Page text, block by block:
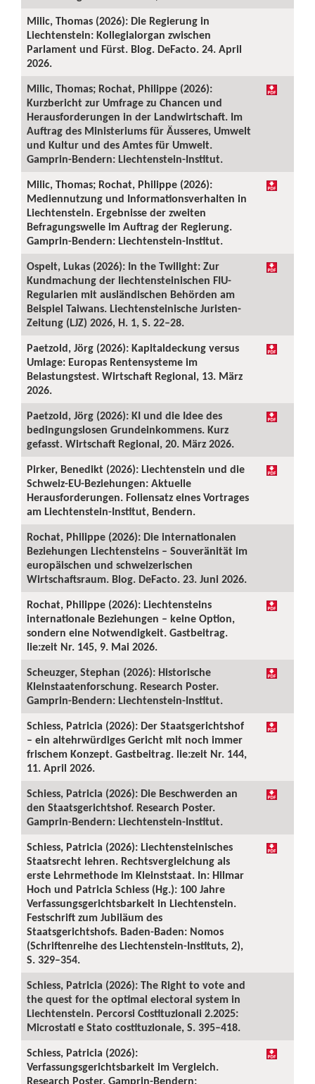
Milic, Thomas (2026): Die Regierung in
Liechtenstein: Kollegialorgan zwischen
Parlament und Fürst. Blog. DeFacto. 24. April
2026.
Milic, Thomas; Rochat, Philippe (2026):
Kurzbericht zur Umfrage zu Chancen und
Herausforderungen in der Landwirtschaft. Im
Auftrag des Ministeriums für Äusseres, Umwelt
und Kultur und des Amtes für Umwelt.
Gamprin-Bendern: Liechtenstein-Institut.
Milic, Thomas; Rochat, Philippe (2026):
Mediennutzung und Informationsverhalten in
Liechtenstein. Ergebnisse der zweiten
Befragungswelle im Auftrag der Regierung.
Gamprin-Bendern: Liechtenstein-Institut.
Ospelt, Lukas (2026): In the Twilight: Zur
Kundmachung der liechtensteinischen FIU-
Regularien mit ausländischen Behörden am
Beispiel Taiwans. Liechtensteinische Juristen-
Zeitung (LJZ) 2026, H. 1, S. 22–28.
Paetzold, Jörg (2026): Kapitaldeckung versus
Umlage: Europas Rentensysteme im
Belastungstest. Wirtschaft Regional, 13. März
2026.
Paetzold, Jörg (2026): KI und die Idee des
bedingungslosen Grundeinkommens. Kurz
gefasst. Wirtschaft Regional, 20. März 2026.
Pirker, Benedikt (2026): Liechtenstein und die
Schweiz-EU-Beziehungen: Aktuelle
Herausforderungen. Foliensatz eines Vortrages
am Liechtenstein-Institut, Bendern.
Rochat, Philippe (2026): Die internationalen
Beziehungen Liechtensteins – Souveränität im
europäischen und schweizerischen
Wirtschaftsraum. Blog. DeFacto. 23. Juni 2026.
Rochat, Philippe (2026): Liechtensteins
internationale Beziehungen – keine Option,
sondern eine Notwendigkeit. Gastbeitrag.
lie:zeit Nr. 145, 9. Mai 2026.
Scheuzger, Stephan (2026): Historische
Kleinstaatenforschung. Research Poster.
Gamprin-Bendern: Liechtenstein-Institut.
Schiess, Patricia (2026): Der Staatsgerichtshof
– ein altehrwürdiges Gericht mit noch immer
frischem Konzept. Gastbeitrag. lie:zeit Nr. 144,
11. April 2026.
Schiess, Patricia (2026): Die Beschwerden an
den Staatsgerichtshof. Research Poster.
Gamprin-Bendern: Liechtenstein-Institut.
Schiess, Patricia (2026): Liechtensteinisches
Staatsrecht lehren. Rechtsvergleichung als
erste Lehrmethode im Kleinststaat. In: Hilmar
Hoch und Patricia Schiess (Hg.): 100 Jahre
Verfassungsgerichtsbarkeit in Liechtenstein.
Festschrift zum Jubiläum des
Staatsgerichtshofs. Baden-Baden: Nomos
(Schriftenreihe des Liechtenstein-Instituts, 2),
S. 329–354.
Schiess, Patricia (2026): The Right to vote and
the quest for the optimal electoral system in
Liechtenstein. Percorsi Costituzionali 2.2025:
Microstati e Stato costituzionale, S. 395–418.
Schiess, Patricia (2026):
Verfassungsgerichtsbarkeit im Vergleich.
Research Poster. Gamprin-Bendern: